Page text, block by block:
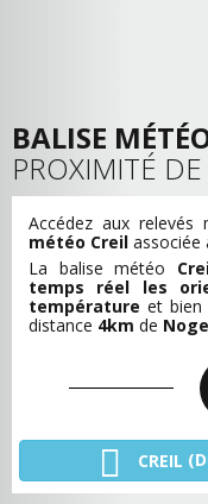
BALISE
PROXIMITÉ DE
Accédez aux
météo Creil associée
La balise météo
temps réel les
température et bien
distance 4km de
CREIL